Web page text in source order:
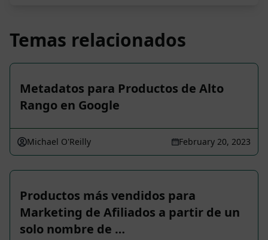
Temas relacionados
Metadatos para Productos de Alto
Rango en Google
Michael O'Reilly February 20, 2023
Productos más vendidos para
Marketing de Afiliados a partir de un
solo nombre de …